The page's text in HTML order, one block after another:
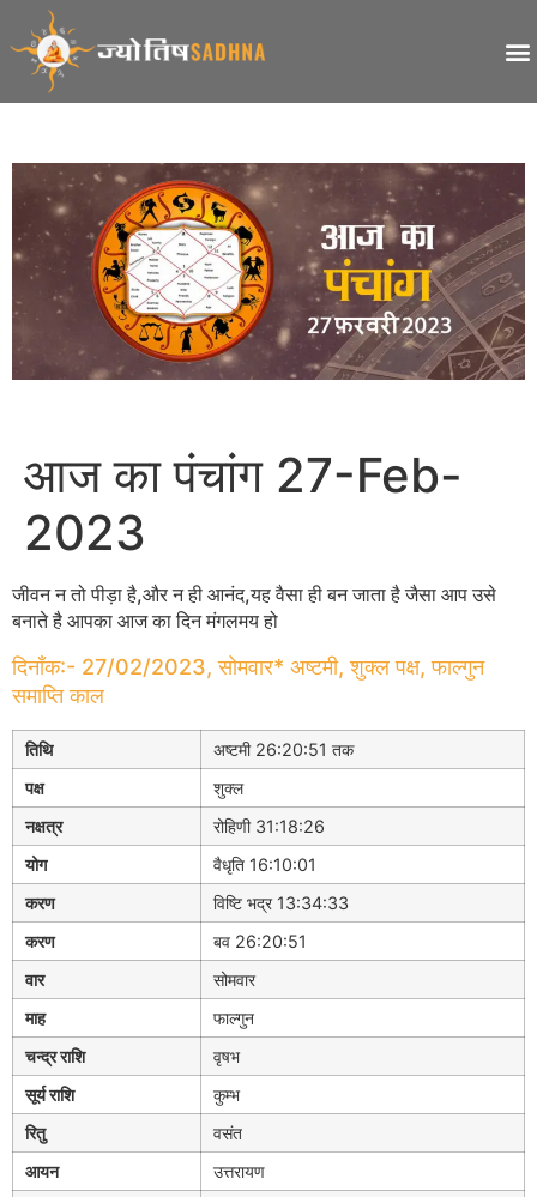
आज का पंचांग 27-Feb-
2023
जीवन न तो पीड़ा है,और न ही आनंद,यह वैसा ही बन जाता है जैसा आप उसे
बनाते है आपका आज का दिन मंगलमय हो
दिनाँक:- 27/02/2023, सोमवार* अष्टमी, शुक्ल पक्ष, फाल्गुन
समाप्ति काल
तिथि
अष्टमी 26:20:51 तक
पक्ष
शुक्ल
नक्षत्र
रोहिणी 31:18:26
योग
वैधृति 16:10:01
करण
विष्टि भद्र 13:34:33
करण
बव 26:20:51
वार
सोमवार
माह
फाल्गुन
चन्द्र राशि
वृषभ
सूर्य राशि
कुम्भ
रितु
वसंत
आयन
उत्तरायण